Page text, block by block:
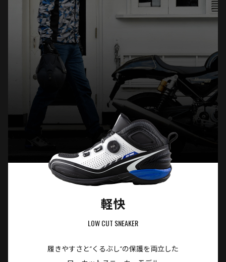
軽快
LOW CUT SNEAKER
履きやすさと“くるぶし“の保護を両立した